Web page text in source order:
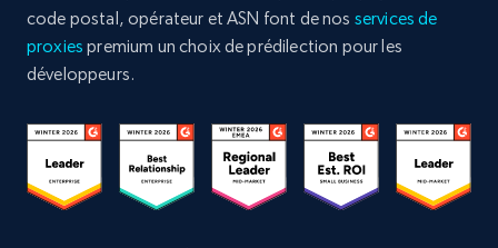
code postal, opérateur et ASN font de nos services de
proxies premium un choix de prédilection pour les
développeurs.